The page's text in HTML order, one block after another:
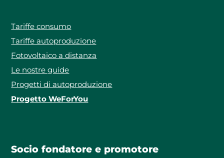
Tariffe consumo
Tariffe autoproduzione
Fotovoltaico a distanza
Le nostre guide
Progetti di autoproduzione
Progetto WeForYou
Socio fondatore e promotore